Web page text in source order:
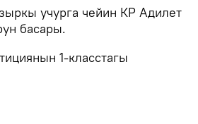
учурга чейин КР Адилет
басары.
1-класстагы